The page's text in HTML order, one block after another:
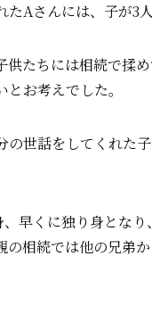
Aさんには、子が3人
供たちには相続で揉
お考えでした。
の世話をしてくれた
早くに独り身とな
の相続では他の兄弟